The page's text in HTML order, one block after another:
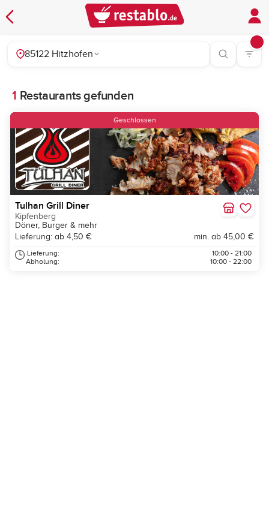
85122 Hitzhofen
1 Restaurants gefunden
Geschlossen
Tulhan Grill Diner
Kipfenberg
Döner, Burger & mehr
Lieferung: ab 4,50 €
min. ab 45,00 €
Lieferung:
Abholung:
10:00 - 21:00
10:00 - 22:00